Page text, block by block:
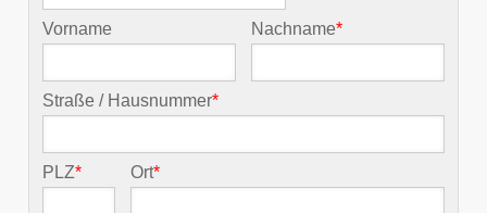
Vorname Nachname*
Straße / Hausnummer*
PLZ* Ort*